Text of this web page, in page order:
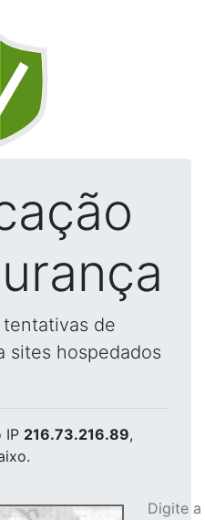
de
sites hospedados
IP 216.73.216.89,
Digite